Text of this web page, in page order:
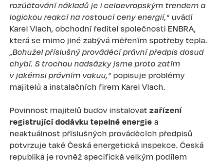
rozúčtování nákladů je i celoevropským trendem a
logickou reakcí na rostoucí ceny energií,“ uvádí
Karel Vlach, obchodní ředitel společnosti ENBRA,
která se mimo jiné zabývá měřením spotřeby tepla.
„Bohužel příslušný prováděcí právní předpis dosud
chybí. S trochou nadsázky jsme proto zatím
v jakémsi právním vakuu,“ popisuje problémy
majitelů a instalačních firem Karel Vlach.
Povinnost majitelů budov instalovat zařízení
registrující dodávku tepelné energie a
neaktuálnost příslušných prováděcích předpisů
potvrzuje také Česká energetická inspekce. Česká
republika je rovněž specifická velkým podílem